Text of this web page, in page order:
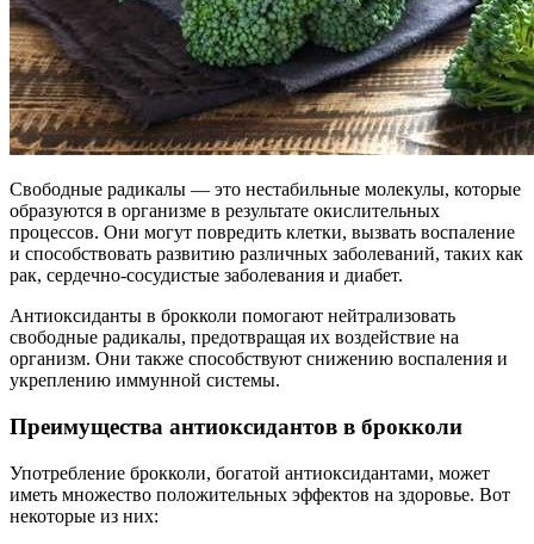
Свободные радикалы — это нестабильные молекулы, которые
образуются в организме в результате окислительных
процессов. Они могут повредить клетки, вызвать воспаление
и способствовать развитию различных заболеваний, таких как
рак, сердечно-сосудистые заболевания и диабет.
Антиоксиданты в брокколи помогают нейтрализовать
свободные радикалы, предотвращая их воздействие на
организм. Они также способствуют снижению воспаления и
укреплению иммунной системы.
Преимущества антиоксидантов в брокколи
Употребление брокколи, богатой антиоксидантами, может
иметь множество положительных эффектов на здоровье. Вот
некоторые из них: